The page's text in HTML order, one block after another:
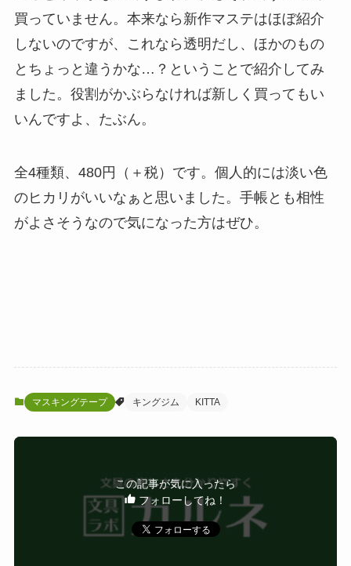
買っていません。本来なら新作マステはほぼ紹介
しないのですが、これなら透明だし、ほかのもの
とちょっと違うかな…？ということで紹介してみ
ました。役割がかぶらなければ新しく買ってもい
いんですよ、たぶん。
全4種類、480円（＋税）です。個人的には淡い色
のヒカリがいいなぁと思いました。手帳とも相性
がよさそうなので気になった方はぜひ。
マスキングテープ キングジム KITTA
この記事が気に入ったら
フォローしてね！